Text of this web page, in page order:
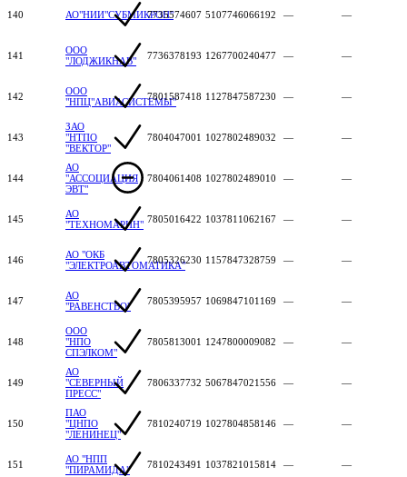
140 АО"НИИ"СУБМИКРОН"7735574607 5107746066192 — —
141
ООО
"ЛОДЖИКНАВ"
7736378193 1267700240477 — —
142
ООО
"НПЦ"АВИАСИСТЕМЫ"
7801587418 1127847587230 — —
143
ЗАО
"НТПО
"ВЕКТОР"
7804047001 1027802489032 — —
144
АО
"АССОЦИАЦИЯ
ЭВТ"
7804061408 1027802489010 — —
145
АО
"ТЕХНОМАРИН" 7805016422 1037811062167 — —
146
АО "ОКБ
"ЭЛЕКТРОАВТОМАТИКА"
7805326230 1157847328759 — —
147
АО
"РАВЕНСТВО"
7805395957 1069847101169 — —
148
ООО
"НПО
СПЭЛКОМ"
7805813001 1247800009082 — —
149
АО
"СЕВЕРНЫЙ
ПРЕСС"
7806337732 5067847021556 — —
150
ПАО
"ЦНПО
"ЛЕНИНЕЦ"
7810240719 1027804858146 — —
151
АО "НПП
"ПИРАМИДА"
7810243491 1037821015814 — —